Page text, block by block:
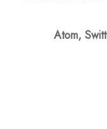
Atom,